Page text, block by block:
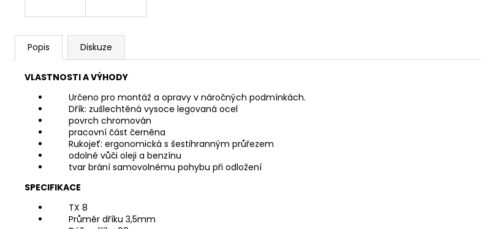
Popis Diskuze
VLASTNOSTI A VÝHODY
Určeno pro montáž a opravy v náročných podmínkách.
Dřík: zušlechtěná vysoce legovaná ocel
povrch chromován
pracovní část černěna
Rukojeť: ergonomická s šestihranným průřezem
odolné vůči oleji a benzínu
tvar brání samovolnému pohybu při odložení
SPECIFIKACE
TX 8
Průměr dříku 3,5mm